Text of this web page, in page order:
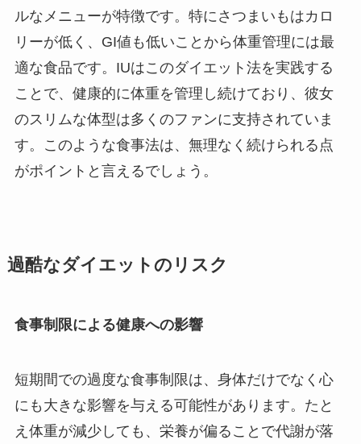
ルなメニューが特徴です。特にさつまいもはカロ
リーが低く、GI値も低いことから体重管理には最
適な食品です。IUはこのダイエット法を実践する
ことで、健康的に体重を管理し続けており、彼女
のスリムな体型は多くのファンに支持されていま
す。このような食事法は、無理なく続けられる点
がポイントと言えるでしょう。
過酷なダイエットのリスク
食事制限による健康への影響
短期間での過度な食事制限は、身体だけでなく心
にも大きな影響を与える可能性があります。たと
え体重が減少しても、栄養が偏ることで代謝が落